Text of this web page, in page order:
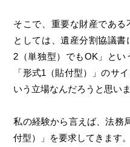
そこで、重要な財産であ
としては、遺産分割協議
2（単独型）でもOK」とい
「形式1（貼付型）」のサ
いう立場なんだろうと思いま
私の経験から言えば、法務
付型）」を要求してきます。